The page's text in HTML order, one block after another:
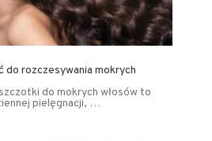
do rozczesywania mokrych
do mokrych włosów to
pielęgnacji, …